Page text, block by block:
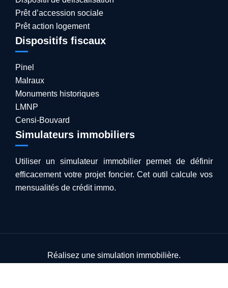
Prêt d’accession sociale
Prêt action logement
Dispositifs fiscaux
Pinel
Malraux
Monuments historiques
LMNP
Censi-Bouvard
Simulateurs immobiliers
Utiliser un simulateur immobilier permet de définir
efficacement votre projet foncier. Cet outil calcule vos
mensualités de crédit immo.
Réalisez une simulation immobilière.